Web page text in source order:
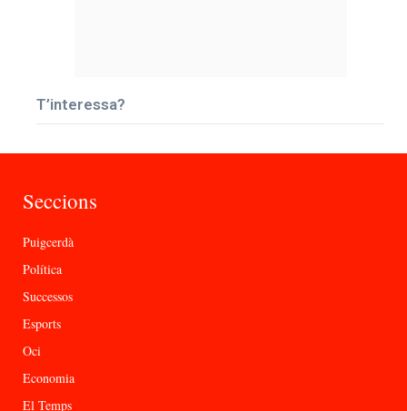
T’interessa?
Seccions
Puigcerdà
Política
Successos
Esports
Oci
Economia
El Temps